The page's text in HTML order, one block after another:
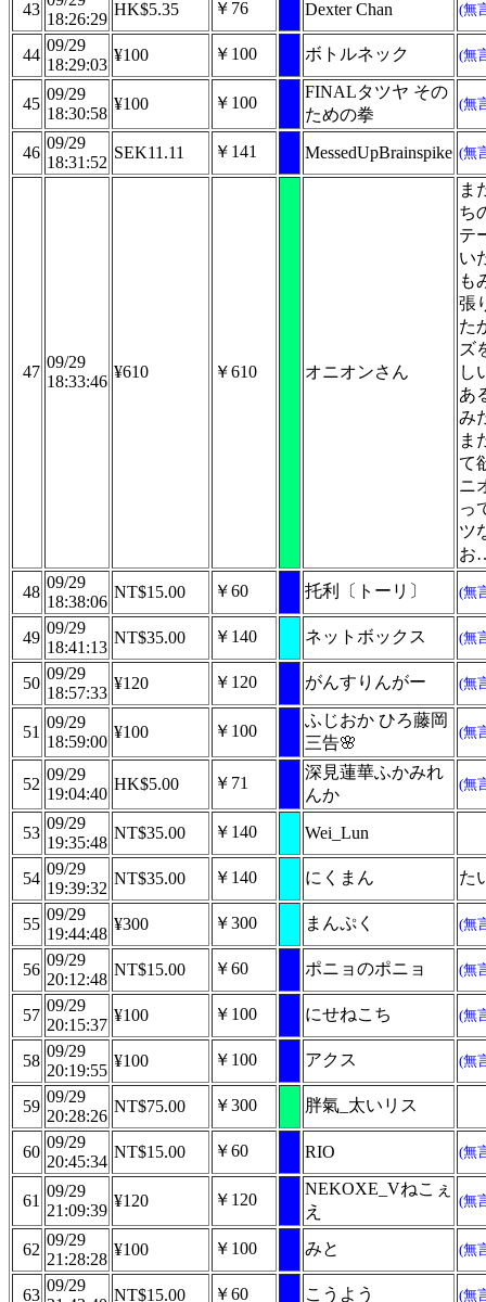
43
18:26:29
HK$5.35 ￥76 Dexter Chan (無
44
09/29
18:29:03
¥100 ￥100 ボトルネック (無
45
09/29
18:30:58
¥100 ￥100
FINALタツヤ その
ための拳
(無
46
09/29
18:31:52
SEK11.11 ￥141 MessedUpBrainspike (無
47
09/29
18:33:46
¥610 ￥610 オニオンさん
ま
ち
テ
い
も
張
た
ズ
し
あ
み
ま
て
ニ
っ
ツ
お
48
09/29
18:38:06
NT$15.00 ￥60 托利〔トーリ〕 (無
49
09/29
18:41:13
NT$35.00 ￥140 ネットボックス (無
50
09/29
18:57:33
¥120 ￥120 がんすりんがー (無
51
09/29
18:59:00
¥100 ￥100
ふじおか ひろ藤岡
三告🌸
(無
52
09/29
19:04:40
HK$5.00 ￥71
深見蓮華ふかみれ
んか
(無
53
09/29
19:35:48
NT$35.00 ￥140 Wei_Lun
54
09/29
19:39:32
NT$35.00 ￥140 にくまん た
55
09/29
19:44:48
¥300 ￥300 まんぷく (無
56
09/29
20:12:48
NT$15.00 ￥60 ポニョのポニョ (無
57
09/29
20:15:37
¥100 ￥100 にせねこち (無
58
09/29
20:19:55
¥100 ￥100 アクス (無
59
09/29
20:28:26
NT$75.00 ￥300 胖氣_太いリス
60
09/29
20:45:34
NT$15.00 ￥60 RIO (無
61
09/29
21:09:39
¥120 ￥120
NEKOXE_Vねこぇ
え
(無
62
09/29
21:28:28
¥100 ￥100 みと (無
63
09/29
NT$15.00 ￥60 こうよう (無